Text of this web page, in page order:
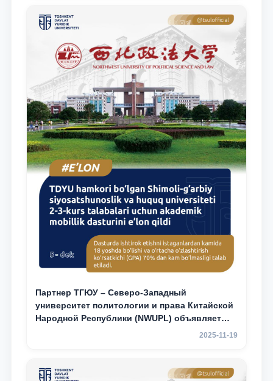
Партнер ТГЮУ – Северо-Западный
университет политологии и права Китайской
Народной Республики (NWUPL) объявляет
программу академической мобильности для
2025-11-19